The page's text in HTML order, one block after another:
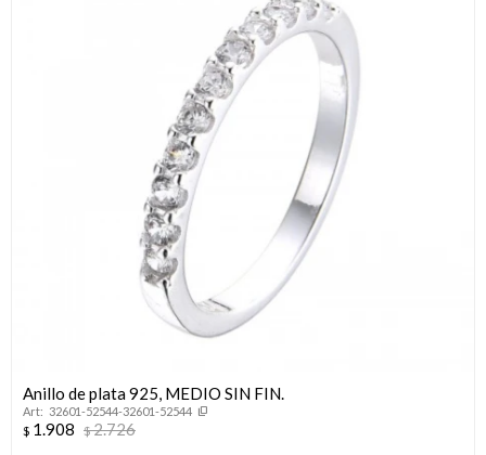
Anillo de plata 925, MEDIO SIN FIN.
32601-52544-32601-52544
$ 1.908 $2.726